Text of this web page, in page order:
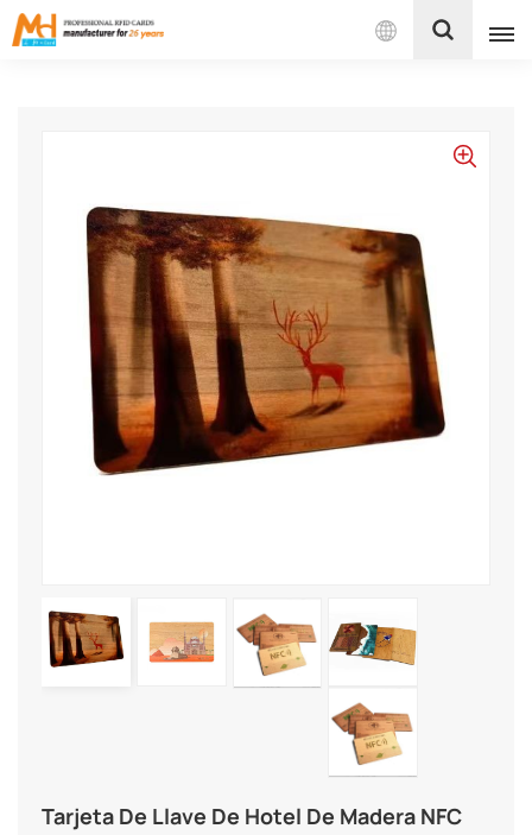
Español
Español
Português
بالعربية
Tarjeta De Llave De Hotel De Madera NFC